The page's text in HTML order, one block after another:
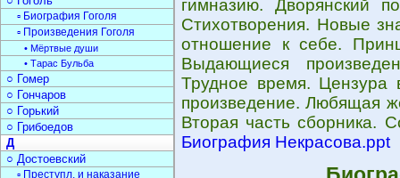
гимназию. Дворянский
Стихотворения. Новые
отношение к себе.
Выдающиеся
Трудное время.
произведение. Любящая
Вторая часть сборника.
Биография Некрасова.ppt
▫ Биография Гоголя
▫ Произведения Гоголя
• Мёртвые души
• Тарас Бульба
○ Гомер
○ Гончаров
○ Горький
○ Грибоедов
Д
○ Достоевский
▫ Преступл. и наказание